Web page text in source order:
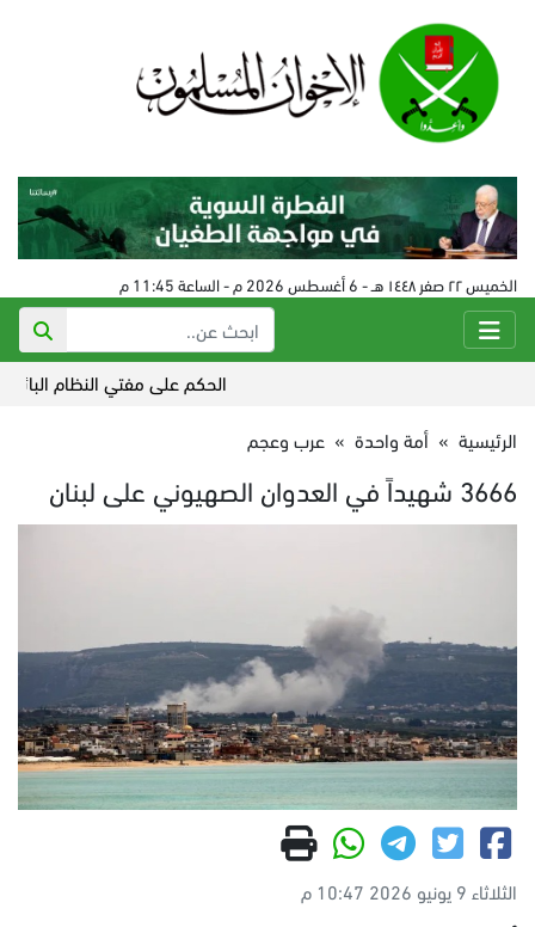
الخميس ٢٢ صفر ١٤٤٨ هـ - 6 أغسطس 2026 م - الساعة 11:45 م
الحكم على مفتي النظام البائد في سورية
الرئيسية » أمة واحدة » عرب وعجم
3666 شهيداً في العدوان الصهيوني على لبنان
الثلاثاء 9 يونيو 2026 10:47 م